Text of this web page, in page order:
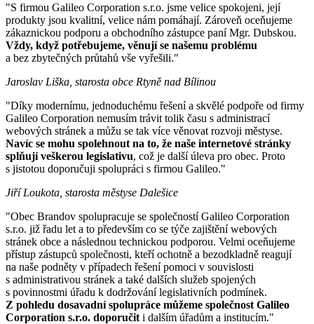
"S firmou Galileo Corporation s.r.o. jsme velice spokojeni, její
produkty jsou kvalitní, velice nám pomáhají. Zároveň oceňujeme
zákaznickou podporu a obchodního zástupce paní Mgr. Dubskou.
Vždy, když potřebujeme, věnují se našemu problému
a bez zbytečných průtahů vše vyřešili."
Jaroslav Liška, starosta obce Rtyně nad Bílinou
"Díky modernímu, jednoduchému řešení a skvělé podpoře od firmy
Galileo Corporation nemusím trávit tolik času s administrací
webových stránek a můžu se tak více věnovat rozvoji městyse.
Navíc se mohu spolehnout na to, že naše internetové stránky
splňují veškerou legislativu, což je další úleva pro obec. Proto
s jistotou doporučuji spolupráci s firmou Galileo."
Jiří Loukota, starosta městyse Dalešice
"Obec Brandov spolupracuje se společností Galileo Corporation
s.r.o. již řadu let a to především co se týče zajištění webových
stránek obce a následnou technickou podporou. Velmi oceňujeme
přístup zástupců společnosti, kteří ochotně a bezodkladně reagují
na naše podněty v případech řešení pomoci v souvislosti
s administrativou stránek a také dalších služeb spojených
s povinnostmi úřadu k dodržování legislativních podmínek.
Z pohledu dosavadní spolupráce můžeme společnost Galileo
Corporation s.r.o. doporučit i dalším úřadům a institucím."